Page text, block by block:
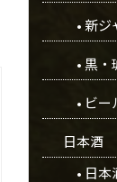
• 新ジ
• 黒・
• ビー
日本酒
• 日本